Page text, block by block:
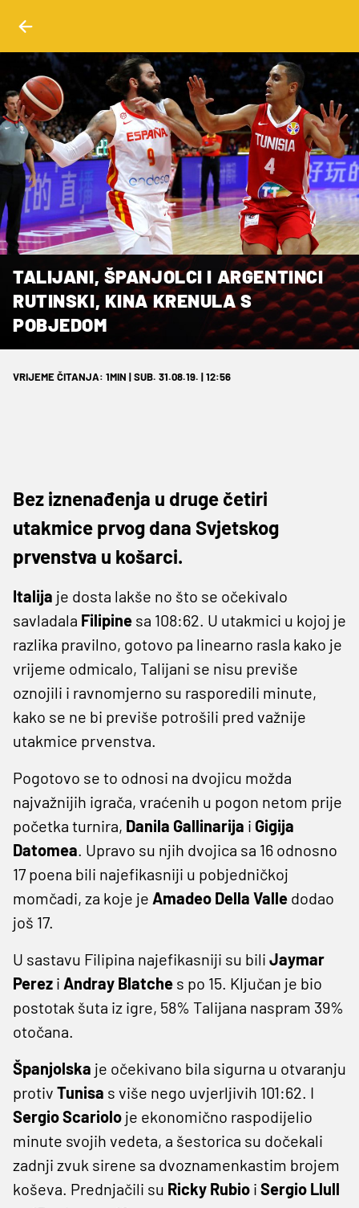
TALIJANI, ŠPANJOLCI I ARGENTINCI
RUTINSKI, KINA KRENULA S
POBJEDOM
VRIJEME ČITANJA: 1MIN | SUB. 31.08.19. | 12:56
Bez iznenađenja u druge četiri
utakmice prvog dana Svjetskog
prvenstva u košarci.
Italija je dosta lakše no što se očekivalo
savladala Filipine sa 108:62. U utakmici u kojoj je
razlika pravilno, gotovo pa linearno rasla kako je
vrijeme odmicalo, Talijani se nisu previše
oznojili i ravnomjerno su rasporedili minute,
kako se ne bi previše potrošili pred važnije
utakmice prvenstva.
Pogotovo se to odnosi na dvojicu možda
najvažnijih igrača, vraćenih u pogon netom prije
početka turnira, Danila Gallinarija i Gigija
Datomea. Upravo su njih dvojica sa 16 odnosno
17 poena bili najefikasniji u pobjedničkoj
momčadi, za koje je Amadeo Della Valle dodao
još 17.
U sastavu Filipina najefikasniji su bili Jaymar
Perez i Andray Blatche s po 15. Ključan je bio
postotak šuta iz igre, 58% Talijana naspram 39%
otočana.
Španjolska je očekivano bila sigurna u otvaranju
protiv Tunisa s više nego uvjerljivih 101:62. I
Sergio Scariolo je ekonomično raspodijelio
minute svojih vedeta, a šestorica su dočekali
zadnji zvuk sirene sa dvoznamenkastim brojem
koševa. Prednjačili su Ricky Rubio i Sergio Llull